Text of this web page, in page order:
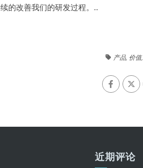
的改善我们的研发过程。...
产品, 价值,
近期评论